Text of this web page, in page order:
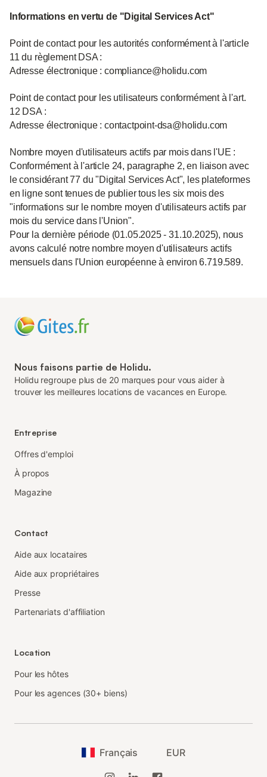
Informations en vertu de "Digital Services Act"
Point de contact pour les autorités conformément à l'article
11 du règlement DSA :
Adresse électronique : compliance@holidu.com
Point de contact pour les utilisateurs conformément à l'art.
12 DSA :
Adresse électronique : contactpoint-dsa@holidu.com
Nombre moyen d'utilisateurs actifs par mois dans l'UE :
Conformément à l'article 24, paragraphe 2, en liaison avec
le considérant 77 du "Digital Services Act", les plateformes
en ligne sont tenues de publier tous les six mois des
"informations sur le nombre moyen d'utilisateurs actifs par
mois du service dans l'Union".
Pour la dernière période (01.05.2025 - 31.10.2025), nous
avons calculé notre nombre moyen d'utilisateurs actifs
mensuels dans l'Union européenne à environ 6.719.589.
Nous faisons partie de Holidu.
Holidu regroupe plus de 20 marques pour vous aider à
trouver les meilleures locations de vacances en Europe.
Entreprise
Offres d'emploi
À propos
Magazine
Contact
Aide aux locataires
Aide aux propriétaires
Presse
Partenariats d'affiliation
Location
Pour les hôtes
Pour les agences (30+ biens)
Français EUR